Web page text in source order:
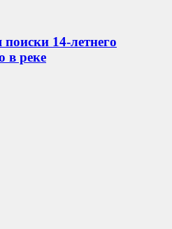
14-летнего
в реке